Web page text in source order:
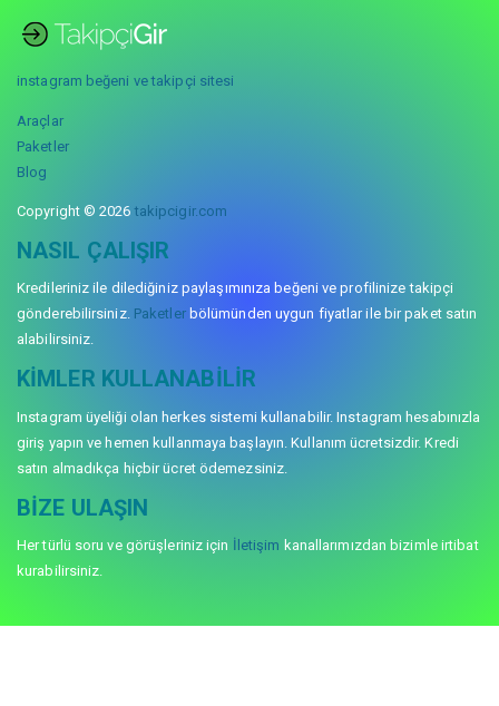
instagram beğeni ve takipçi sitesi
Araçlar
Paketler
Blog
Copyright © 2026 takipcigir.com
NASIL ÇALIŞIR
Kredileriniz ile dilediğiniz paylaşımınıza beğeni ve profilinize takipçi
gönderebilirsiniz. Paketlerbölümünden uygun fiyatlar ile bir paket satın
alabilirsiniz.
KIMLER KULLANABILIR
Instagram üyeliği olan herkes sistemi kullanabilir. Instagram hesabınızla
giriş yapın ve hemen kullanmaya başlayın. Kullanım ücretsizdir. Kredi
satın almadıkça hiçbir ücret ödemezsiniz.
BIZE ULAŞIN
Her türlü soru ve görüşleriniz için İletişim kanallarımızdan bizimle irtibat
kurabilirsiniz.